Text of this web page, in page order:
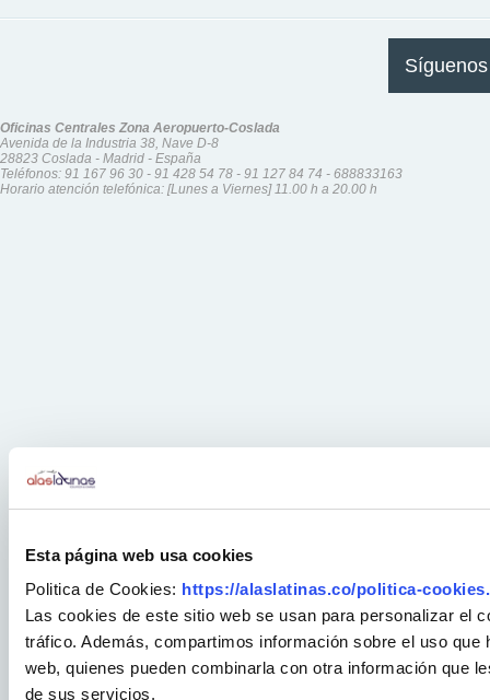
Esta página web usa cookies
Politica de Cookies: https://alaslatinas.co/politica-
Las cookies de este sitio web se usan para personalizar el
tráfico. Además, compartimos información sobre el uso
web, quienes pueden combinarla con otra información que
de sus servicios.
Oficinas Centrales Zona Aeropuerto-Coslada
Avenida de la Industria 38, Nave D-8
28823 Coslada - Madrid - España
Teléfonos: 91 167 96 30 - 91 428 54 78 - 91 127 84 74 - 688833163
Horario atención telefónica: [Lunes a Viernes] 11.00 h a 20.00 h